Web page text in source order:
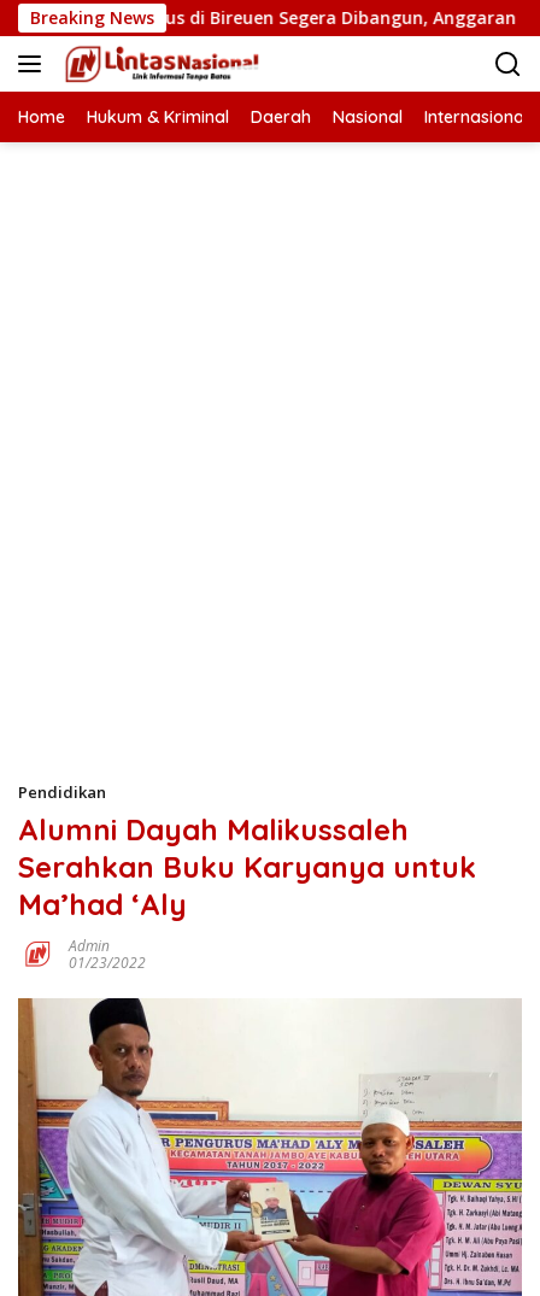
Langsung
ke
konten
Breaking News
Putus di Bireuen Segera Dibangun, Anggaran Capai
Home Hukum & Kriminal Daerah Nasional Internasional
Pendidikan
Alumni Dayah Malikussaleh
Serahkan Buku Karyanya untuk
Ma’had ‘Aly
Admin
01/23/2022